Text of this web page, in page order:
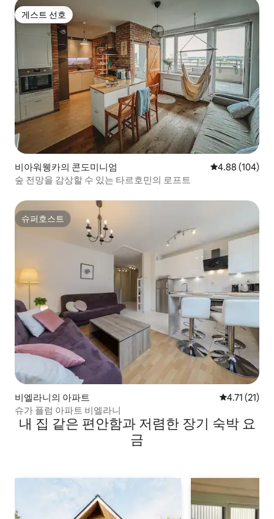
게스트 선호
게스트 선호
비아워웽카의 콘도미니엄 평점 4.88점(5
4.88 (104)
숲 전망을 감상할 수 있는 타르호민의 로프트
슈퍼호스트
슈퍼호스트
비엘라니의 아파트 평점 4.71점
4.71 (21)
슈가 플럼 아파트 비엘라니
내 집 같은 편안함과 저렴한 장기 숙박 요
금